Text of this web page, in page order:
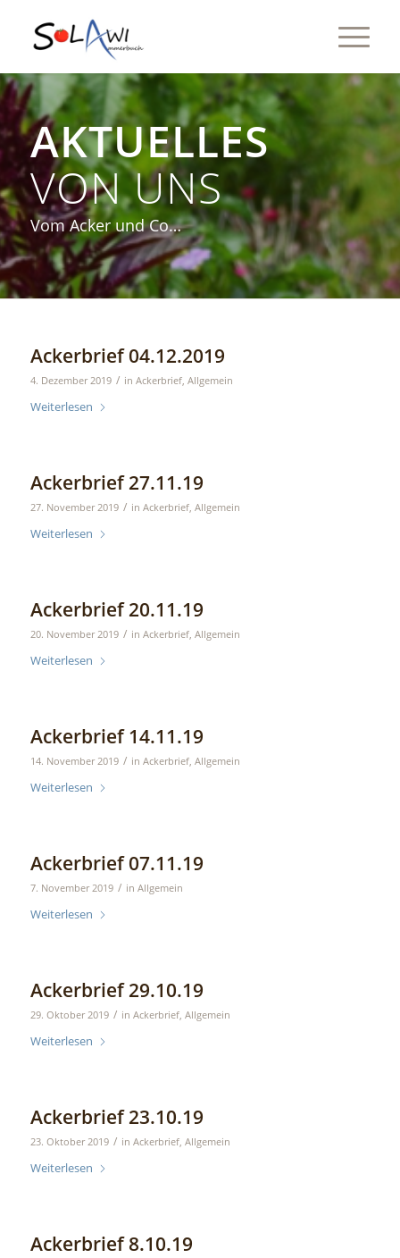
AKTUELLES
VON UNS
Vom Acker und Co…
Ackerbrief 04.12.2019
4. Dezember 2019 / in Ackerbrief, Allgemein
Weiterlesen
Ackerbrief 27.11.19
27. November 2019 / in Ackerbrief, Allgemein
Weiterlesen
Ackerbrief 20.11.19
20. November 2019 / in Ackerbrief, Allgemein
Weiterlesen
Ackerbrief 14.11.19
14. November 2019 / in Ackerbrief, Allgemein
Weiterlesen
Ackerbrief 07.11.19
7. November 2019 / in Allgemein
Weiterlesen
Ackerbrief 29.10.19
29. Oktober 2019 / in Ackerbrief, Allgemein
Weiterlesen
Ackerbrief 23.10.19
23. Oktober 2019 / in Ackerbrief, Allgemein
Weiterlesen
Ackerbrief 8.10.19